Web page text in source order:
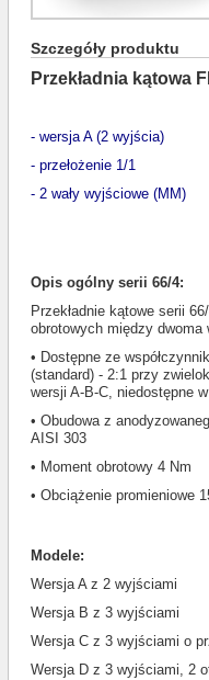
Szczegóły produktu
Przekładnia kątowa
- wersja A (2 wyjścia)
- przełożenie 1/1
- 2 wały wyjściowe (MM)
Opis ogólny serii 66/4:
Przekładnie kątowe serii
obrotowych między dwoma
• Dostępne ze
(standard) - 2:1 przy
wersji A-B-C, niedostępne
• Obudowa z
AISI 303
• Moment obrotowy 4 Nm
• Obciążenie promieniowe
Modele:
Wersja A z 2 wyjściami
Wersja B z 3 wyjściami
Wersja C z 3 wyjściami o
Wersja D z 3 wyjściami, 2